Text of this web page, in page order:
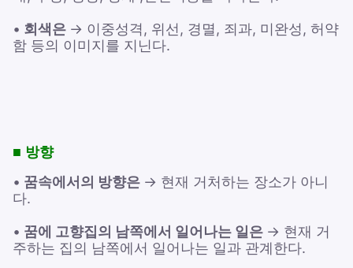
• 회색은 → 이중성격, 위선, 경멸, 죄과, 미완성, 허약
함 등의 이미지를 지닌다.
■ 방향
• 꿈속에서의 방향은 → 현재 거처하는 장소가 아니
다.
• 꿈에 고향집의 남쪽에서 일어나는 일은 → 현재 거
주하는 집의 남쪽에서 일어나는 일과 관계한다.